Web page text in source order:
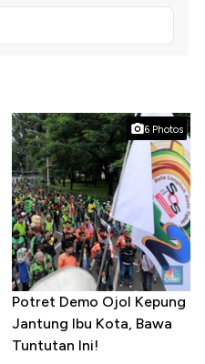
6 Photos
Potret Demo Ojol Kepung
Jantung Ibu Kota, Bawa
Tuntutan Ini!